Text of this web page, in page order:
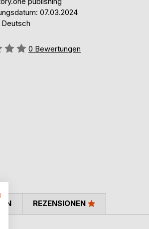
07.03.2024
0 Bewertungen
REZENSIONEN